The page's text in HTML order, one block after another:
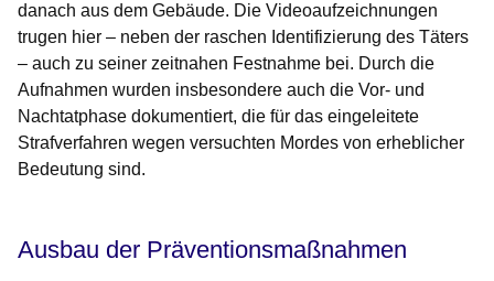
danach aus dem Gebäude. Die Videoaufzeichnungen
trugen hier – neben der raschen Identifizierung des Täters
– auch zu seiner zeitnahen Festnahme bei. Durch die
Aufnahmen wurden insbesondere auch die Vor- und
Nachtatphase dokumentiert, die für das eingeleitete
Strafverfahren wegen versuchten Mordes von erheblicher
Bedeutung sind.
Ausbau der Präventionsmaßnahmen